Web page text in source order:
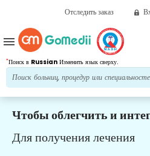
Отследить заказ
*Поиск в Russian Изменить язык сверху.
menu
Чтобы облегчить и
Для получения лечения